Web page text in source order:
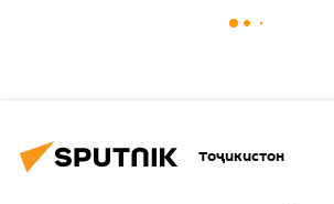
Тоҷикистон